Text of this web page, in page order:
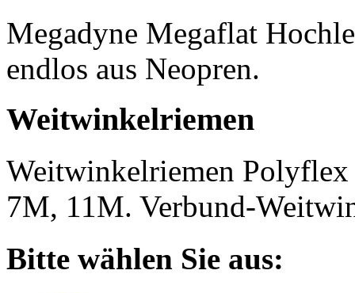
Megadyne Megaflat
endlos aus Neopren.
Weitwinkelriemen
Weitwinkelriemen
7M, 11M. Verbund-
Bitte wählen Sie aus: